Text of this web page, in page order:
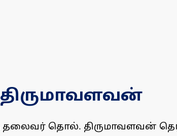
தலைவர் தொல். திருமாவளவன்